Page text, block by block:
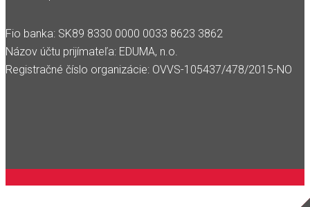
Fio banka: SK89 8330 0000 0033 8623 3862
Názov účtu prijímateľa: EDUMA, n.o.
Registračné číslo organizácie: OVVS-105437/478/2015-NO